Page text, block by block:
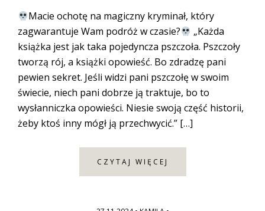
Macie ochotę na magiczny kryminał, który
zagwarantuje Wam podróż w czasie?
„Każda
książka jest jak taka pojedyncza pszczoła. Pszczoły
tworzą rój, a książki opowieść. Bo zdradzę pani
pewien sekret. Jeśli widzi pani pszczołę w swoim
świecie, niech pani dobrze ją traktuje, bo to
wysłanniczka opowieści. Niesie swoją część historii,
żeby ktoś inny mógł ją przechwycić.” […]
CZYTAJ WIĘCEJ